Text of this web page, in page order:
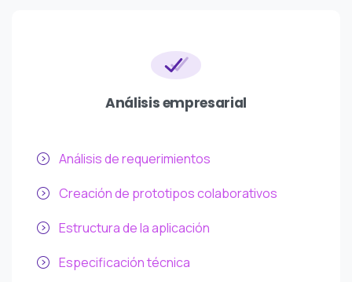
Análisis empresarial
Análisis de requerimientos
Creación de prototipos colaborativos
Estructura de la aplicación
Especificación técnica